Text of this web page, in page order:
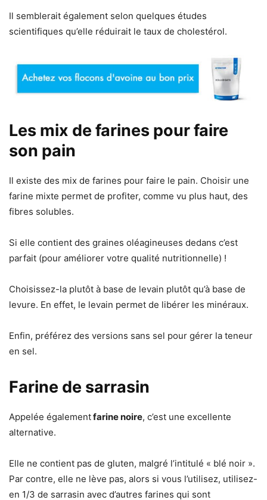
Il semblerait également selon quelques études
scientifiques qu’elle réduirait le taux de cholestérol.
Les mix de farines pour faire
son pain
Il existe des mix de farines pour faire le pain. Choisir une
farine mixte permet de profiter, comme vu plus haut, des
fibres solubles.
Si elle contient des graines oléagineuses dedans c’est
parfait (pour améliorer votre qualité nutritionnelle) !
Choisissez-la plutôt à base de levain plutôt qu’à base de
levure. En effet, le levain permet de libérer les minéraux.
Enfin, préférez des versions sans sel pour gérer la teneur
en sel.
Farine de sarrasin
Appelée égalementfarine noire, c’est une excellente
alternative.
Elle ne contient pas de gluten, malgré l’intitulé « blé noir ».
Par contre, elle ne lève pas, alors si vous l’utilisez, utilisez-
en 1/3 de sarrasin avec d’autres farines qui sont